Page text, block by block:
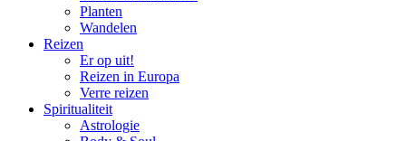
Planten
Wandelen
Reizen
Er op uit!
Reizen in Europa
Verre reizen
Spiritualiteit
Astrologie